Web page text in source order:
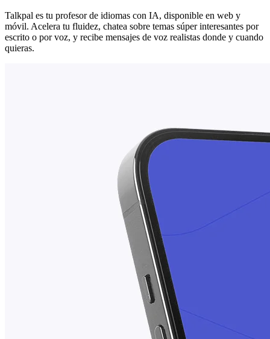
Talkpal es tu profesor de idiomas con IA, disponible en web y
móvil. Acelera tu fluidez, chatea sobre temas súper interesantes por
escrito o por voz, y recibe mensajes de voz realistas donde y cuando
quieras.